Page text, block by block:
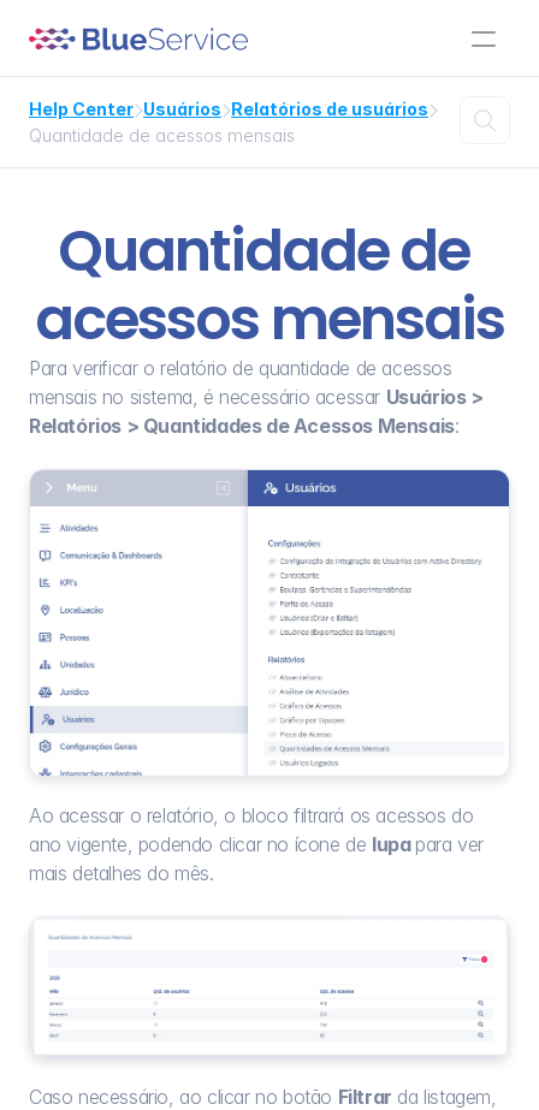
Help CenterUsuáriosRelatórios de usuários
Quantidade de acessos mensais

Quantidade de
acessos mensais
Para verificar o relatório de quantidade de acessos
mensais no sistema, é necessário acessar Usuários >
Relatórios > Quantidades de Acessos Mensais:
Ao acessar o relatório, o bloco filtrará os acessos do
ano vigente, podendo clicar no ícone de lupa para ver
mais detalhes do mês.
Caso necessário, ao clicar no botão Filtrar da listagem,